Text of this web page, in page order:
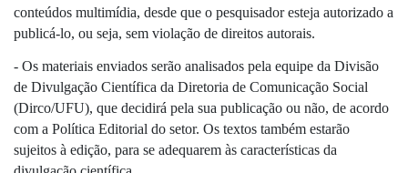
conteúdos multimídia, desde que o pesquisador esteja autorizado a
publicá-lo, ou seja, sem violação de direitos autorais.
- Os materiais enviados serão analisados pela equipe da Divisão
de Divulgação Científica da Diretoria de Comunicação Social
(Dirco/UFU), que decidirá pela sua publicação ou não, de acordo
com a Política Editorial do setor. Os textos também estarão
sujeitos à edição, para se adequarem às características da